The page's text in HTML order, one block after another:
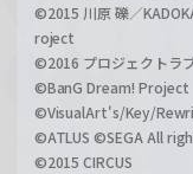
©2015 川原 礫／
roject
©2016 プロジェクトラ
©BanG Dream! Project
©VisualArt's/Key/
©ATLUS ©SEGA All
©2015 CIRCUS